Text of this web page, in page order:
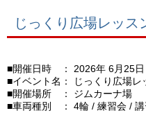
じっくり広場レッス
■開催日時 ： 2026年 6月25日
■イベント名： じっくり広場レ
■開催場所 ： ジムカーナ場
■車両種別 ： 4輪 練習会